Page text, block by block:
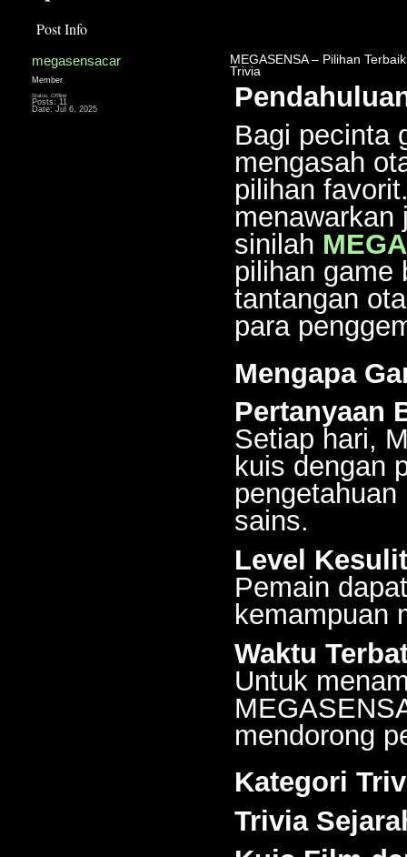
Post Info
megasensacar
Member
Status: Offline
Posts: 11
Date: Jul 6, 2025
MEGASENSA – Pilihan
Trivia
Bagi pecinta
mengasah
pilihan
menawarkan
sinilah
pilihan game
tantangan
para
Mengapa
Pertanyaan
Setiap hari,
kuis dengan
sains.
Level
Pemain
kemampuan
Waktu
Untuk
mendorong
Kategori
Trivia